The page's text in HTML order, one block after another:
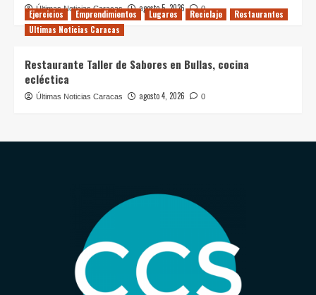
Últimas Noticias Caracas agosto 5, 2026 0
Ejercicios Emprendimientos Lugares Reciclaje
Restaurantes
Ultimas Noticias Caracas
Restaurante Taller de Sabores en Bullas, cocina
ecléctica
Últimas Noticias Caracas agosto 4, 2026 0